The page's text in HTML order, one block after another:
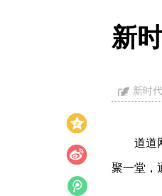
新
新时代
道道
聚一堂，